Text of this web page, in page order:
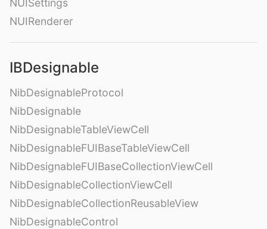
NUIRenderer
IBDesignable
NibDesignableProtocol
NibDesignable
NibDesignableTableViewCell
NibDesignableFUIBaseTableViewCell
NibDesignableFUIBaseCollectionViewCell
NibDesignableCollectionViewCell
NibDesignableCollectionReusableView
NibDesignableControl